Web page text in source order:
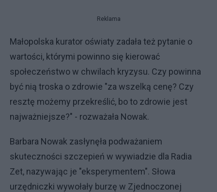
Reklama
Małopolska kurator oświaty zadała też pytanie o
wartości, którymi powinno się kierować
społeczeństwo w chwilach kryzysu. Czy powinna
być nią troska o zdrowie "za wszelką cenę? Czy
resztę możemy przekreślić, bo to zdrowie jest
najważniejsze?" - rozważała Nowak.
Barbara Nowak zasłynęła podważaniem
skuteczności szczepień w wywiadzie dla Radia
Zet, nazywając je "eksperymentem". Słowa
urzędniczki wywołały burzę w Zjednoczonej